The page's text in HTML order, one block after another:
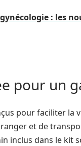
: les
pour un
pour faciliter la
et de
inclus dans le kit